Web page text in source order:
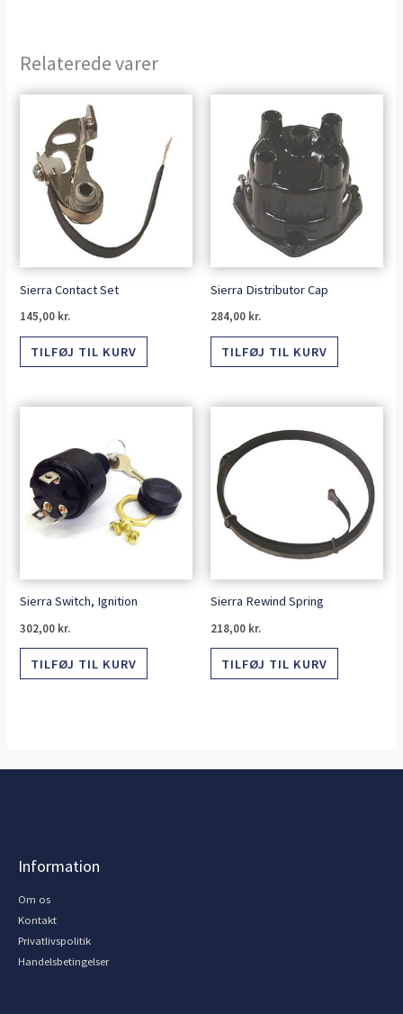
Relaterede varer
Sierra Contact Set
145,00 kr.
TILFØJ TIL KURV
Sierra Distributor Cap
284,00 kr.
TILFØJ TIL KURV
Sierra Switch, Ignition
302,00 kr.
TILFØJ TIL KURV
Sierra Rewind Spring
218,00 kr.
TILFØJ TIL KURV
Information
Om os
Kontakt
Privatlivspolitik
Handelsbetingelser